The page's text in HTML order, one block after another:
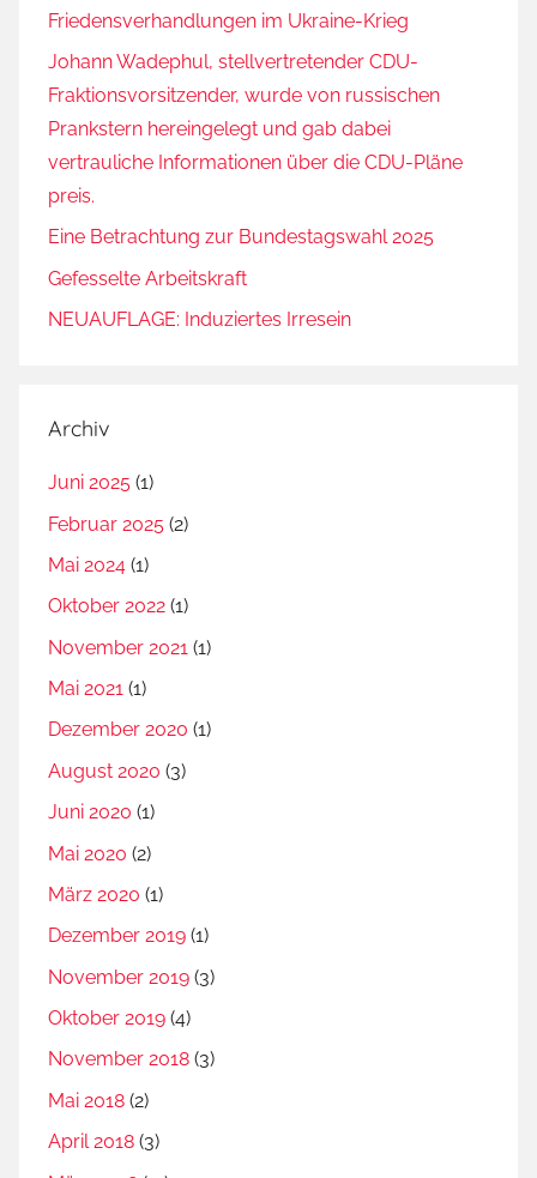
Friedensverhandlungen im Ukraine-Krieg
Johann Wadephul, stellvertretender CDU-
Fraktionsvorsitzender, wurde von russischen
Prankstern hereingelegt und gab dabei
vertrauliche Informationen über die CDU-Pläne
preis.
Eine Betrachtung zur Bundestagswahl 2025
Gefesselte Arbeitskraft
NEUAUFLAGE: Induziertes Irresein
Archiv
Juni 2025 (1)
Februar 2025 (2)
Mai 2024 (1)
Oktober 2022 (1)
November 2021 (1)
Mai 2021 (1)
Dezember 2020 (1)
August 2020 (3)
Juni 2020 (1)
Mai 2020 (2)
März 2020 (1)
Dezember 2019 (1)
November 2019 (3)
Oktober 2019 (4)
November 2018 (3)
Mai 2018 (2)
April 2018 (3)